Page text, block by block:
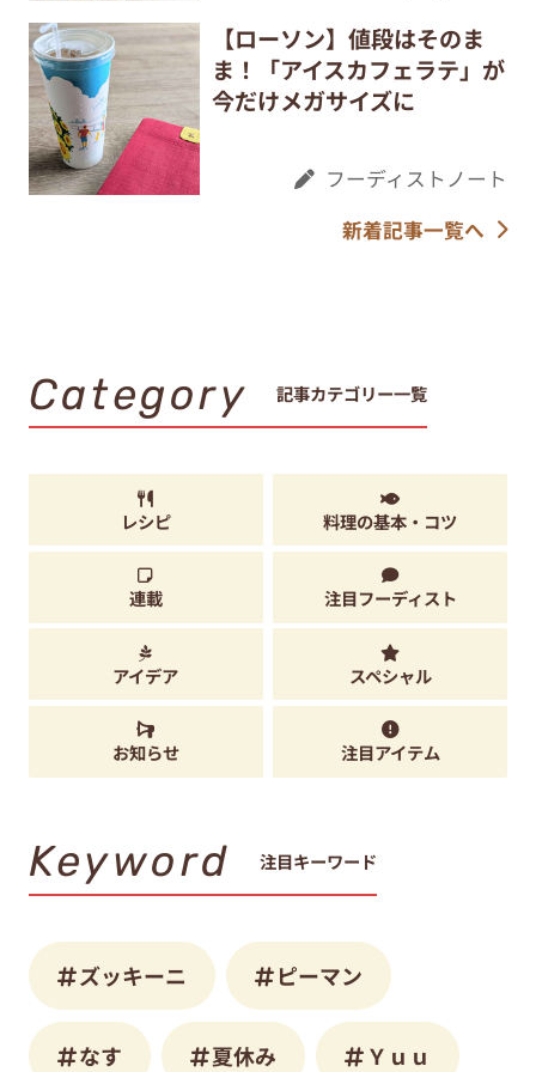
【ローソン】値段はそのま
ま！「アイスカフェラテ」が
今だけメガサイズに
フーディストノート
新着記事一覧へ
Category 記事カテゴリー一覧
レシピ 料理の基本・コツ
連載 注目フーディスト
アイデア スペシャル
お知らせ 注目アイテム
Keyword 注目キーワード
ズッキーニ ピーマン
なす 夏休み Ｙｕｕ